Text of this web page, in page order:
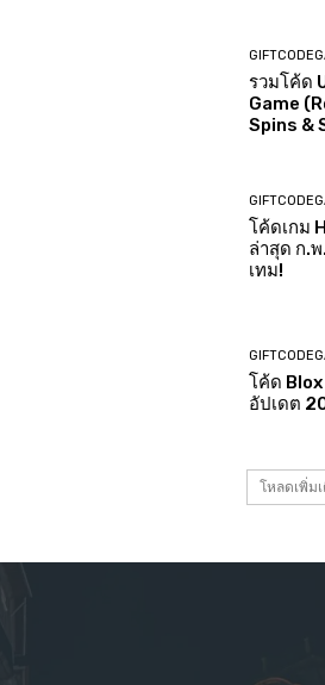
รวมโค้ด
Game
Spins &
โค้ดเกม
ล่าสุด ก.
เทม!
โค้ด
อัปเดต
โหลดเพิ่ม